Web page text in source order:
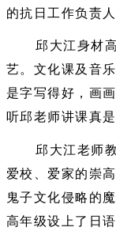
的抗日工作负责人
邱大江身材
艺。文化课及音
是字写得好，画
听邱老师讲课真
邱大江老师
爱校、爱家的崇
鬼子文化侵略的
高年级设上了日